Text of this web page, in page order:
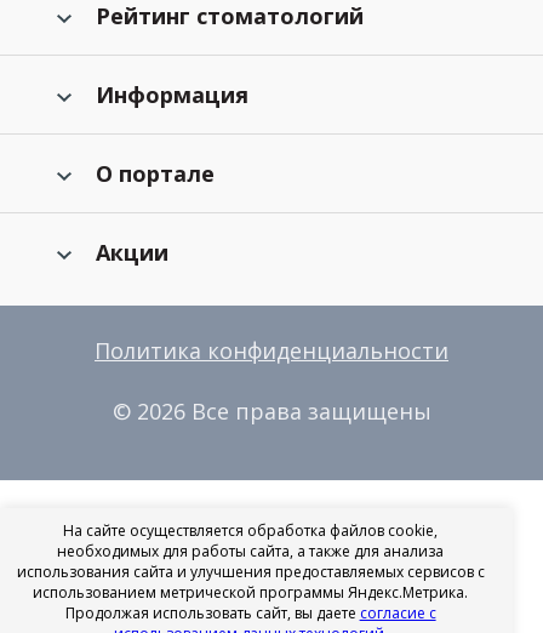
Рейтинг стоматологий
Информация
О портале
Акции
Политика конфиденциальности
© 2026 Все права защищены
На сайте осуществляется обработка файлов cookie,
необходимых для работы сайта, а также для анализа
использования сайта и улучшения предоставляемых сервисов с
использованием метрической программы Яндекс.Метрика.
Продолжая использовать сайт, вы даете согласие с